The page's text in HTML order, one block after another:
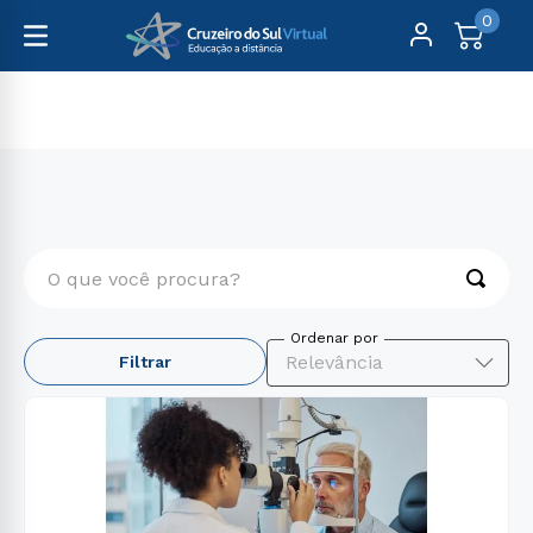
0
Filtrar Relevância
TERMOS MAIS BUSCADOS
formação pedagógica
º
pedagogia
3º
educação física
4º
2 0